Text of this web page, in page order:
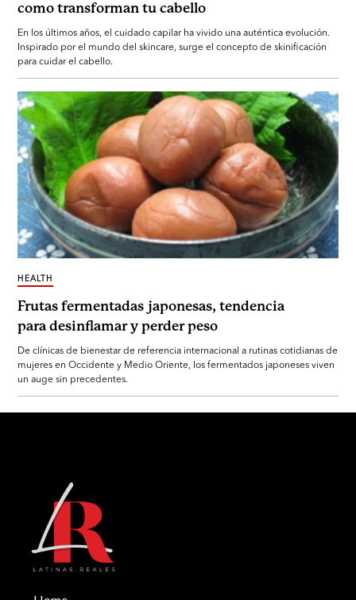
como transforman tu cabello
En los últimos años, el cuidado capilar ha vivido una auténtica evolución.
Inspirado por el mundo del skincare, surge el concepto de skinificación
para cuidar el cabello.
Frutas fermentadas japonesas, tendencia
para desinflamar y perder peso
HEALTH
De clínicas de bienestar de referencia internacional a rutinas cotidianas de
mujeres en Occidente y Medio Oriente, los fermentados japoneses viven
un auge sin precedentes.